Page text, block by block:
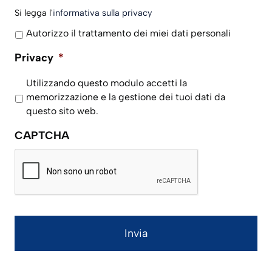
Si
l'informativa
sulla
privacy
Si legga l'informativa sulla privacy
Autorizzo il trattamento dei miei dati personali
Privacy *
Utilizzando questo modulo accetti la
memorizzazione e la gestione dei tuoi dati da
questo sito web.
CAPTCHA